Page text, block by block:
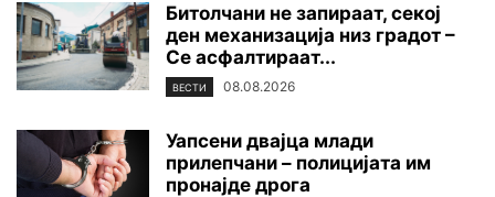
Битолчани не запираат, секој
ден механизација низ градот –
Се асфалтираат...
ВЕСТИ 08.08.2026
Уапсени двајца млади
прилепчани – полицијата им
пронајде дpoга